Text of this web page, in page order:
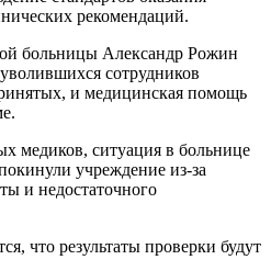
рекомендаций.
больницы Александр Рожин
сотрудников
и медицинская помощь
медиков, ситуация в больнице
учреждение из-за
и недостаточного
что результаты проверки будут